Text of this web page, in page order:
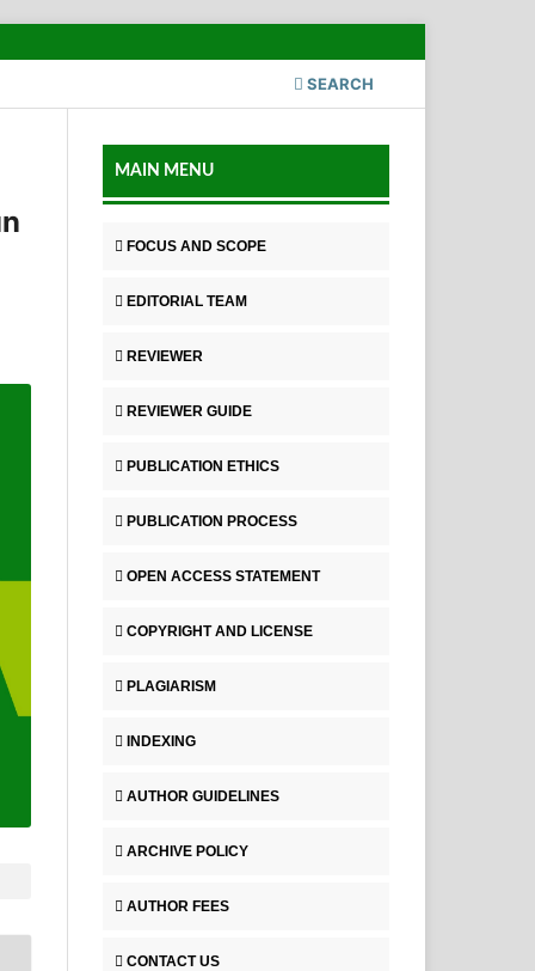
SEARCH
MAIN MENU
FOCUS AND SCOPE
EDITORIAL TEAM
REVIEWER
REVIEWER GUIDE
PUBLICATION ETHICS
PUBLICATION PROCESS
OPEN ACCESS STATEMENT
COPYRIGHT AND LICENSE
PLAGIARISM
INDEXING
AUTHOR GUIDELINES
ARCHIVE POLICY
AUTHOR FEES
CONTACT US